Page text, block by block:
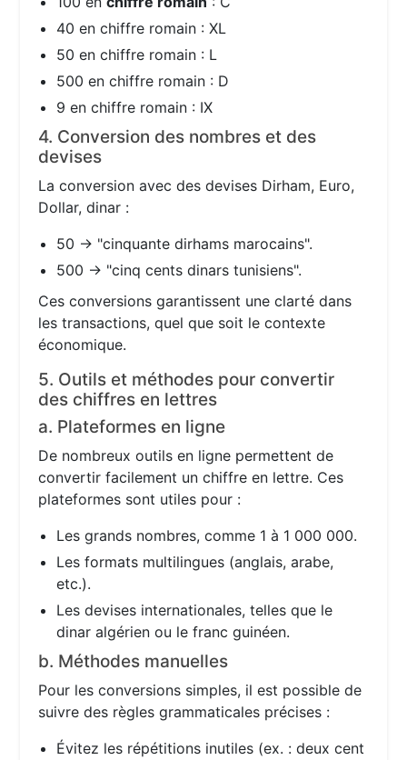
40 en chiffre romain : XL
50 en chiffre romain : L
500 en chiffre romain : D
9 en chiffre romain : IX
4. Conversion des nombres et des
devises
La conversion avec des devises Dirham, Euro,
Dollar, dinar :
50 → "cinquante dirhams marocains".
500 → "cinq cents dinars tunisiens".
Ces conversions garantissent une clarté dans
les transactions, quel que soit le contexte
économique.
5. Outils et méthodes pour convertir
des chiffres en lettres
a. Plateformes en ligne
De nombreux outils en ligne permettent de
convertir facilement un chiffre en lettre. Ces
plateformes sont utiles pour :
Les grands nombres, comme 1 à 1 000 000.
Les formats multilingues (anglais, arabe,
etc.).
Les devises internationales, telles que le
dinar algérien ou le franc guinéen.
b. Méthodes manuelles
Pour les conversions simples, il est possible de
suivre des règles grammaticales précises :
Évitez les répétitions inutiles (ex. : deux cent